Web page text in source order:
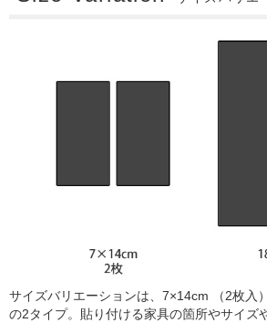
サイズバリエーションは、7×14cm （2枚入
の2タイプ。貼り付ける家具の箇所やサイズ